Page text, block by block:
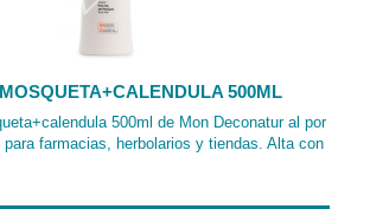
500ML
500ml de Mon Deconatur al por
para farmacias, herbolarios y tiendas. Alta con